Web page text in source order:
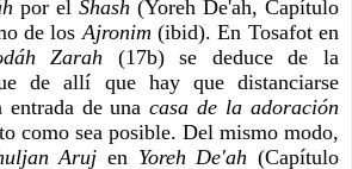
por el Shash (Yoreh De'ah, Capítulo
de los Ajronim
Zarah (17b) se deduce de la
de allí que hay que distanciarse
entrada de una casa de la adoración
Aruj en Yoreh De'ah (Capítulo